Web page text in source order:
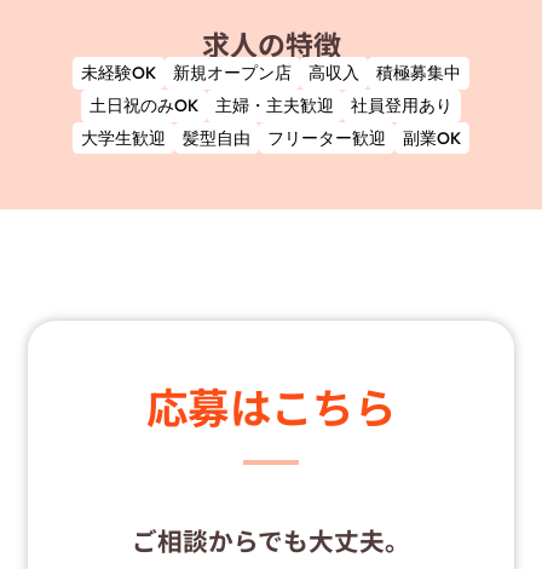
求人の特徴
未経験OK 新規オープン店 高収入
積極募集中
土日祝のみOK
主婦・主夫歓迎
社員登用あり
大学生歓迎
髪型自由 フリーター歓迎 副業OK
応募はこちら
ご相談からでも大丈夫。